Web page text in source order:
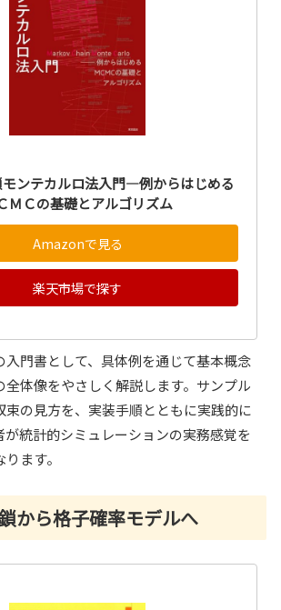
ンテカルロ法入門―例からはじめる
ＭＣの基礎とアルゴリズム
Amazonで見る
楽天市場で探す
入門書として、具体例を通じて基本概念
全体像をやさしく解説します。サンプル
束の見方を、実装手順とともに実践的に
が統計的シミュレーションの実務感覚を
ます。
から格子確率モデルへ